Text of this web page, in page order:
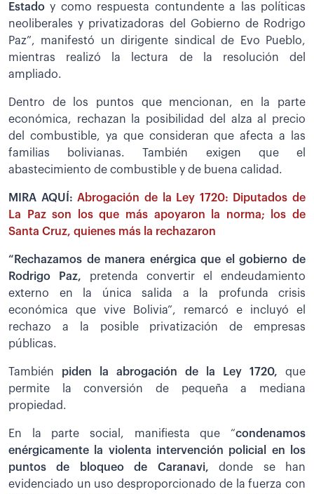
Estadoy como respuesta contundente a las políticas
neoliberales y privatizadoras del Gobierno de Rodrigo
Paz”, manifestó un dirigente sindical de Evo Pueblo,
mientras realizó la lectura de la resolución del
ampliado.
Dentro de los puntos que mencionan, en la parte
económica, rechazan la posibilidad del alza al precio
del combustible, ya que consideran que afecta a las
familias bolivianas. También exigen que el
abastecimiento de combustible y de buena calidad.
MIRA AQUÍ:Abrogación de la Ley 1720: Diputados de
La Paz son los que más apoyaron la norma; los de
Santa Cruz, quienes más la rechazaron
“Rechazamos de manera enérgica que el gobierno de
Rodrigo Paz, pretenda convertir el endeudamiento
externo en la única salida a la profunda crisis
económica que vive Bolivia”, remarcó e incluyó el
rechazo a la posible privatización de empresas
públicas.
También piden la abrogación de la Ley 1720, que
permite la conversión de pequeña a mediana
propiedad.
En la parte social, manifiesta que “condenamos
enérgicamente la violenta intervención policial en los
puntos de bloqueo de Caranavi, donde se han
evidenciado un uso desproporcionado de la fuerza con